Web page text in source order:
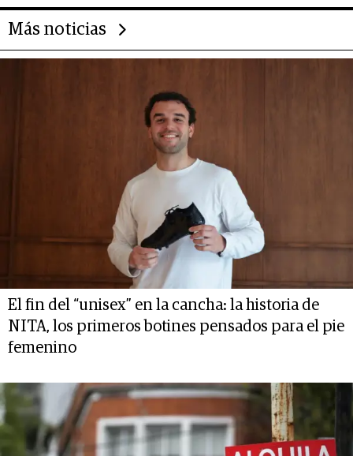
Más noticias
El fin del “unisex” en la cancha: la historia de
NITA, los primeros botines pensados para el pie
femenino